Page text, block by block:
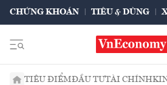
CHỨNG KHOÁN TIÊU & DÙNG
TIÊU ĐIỂMĐẦU TƯTÀI CHÍNH